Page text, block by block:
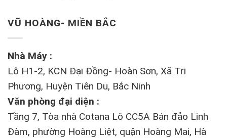
VŨ HOÀNG- MIỀN BẮC
Nhà Máy :
Lô H1-2, KCN Đại Đồng- Hoàn Sơn, Xã Tri
Phương, Huyện Tiên Du, Bắc Ninh
Văn phòng đại diện :
Tầng 7, Tòa nhà Cotana Lô CC5A Bán đảo Linh
Đàm, phường Hoàng Liệt, quận Hoàng Mai, Hà